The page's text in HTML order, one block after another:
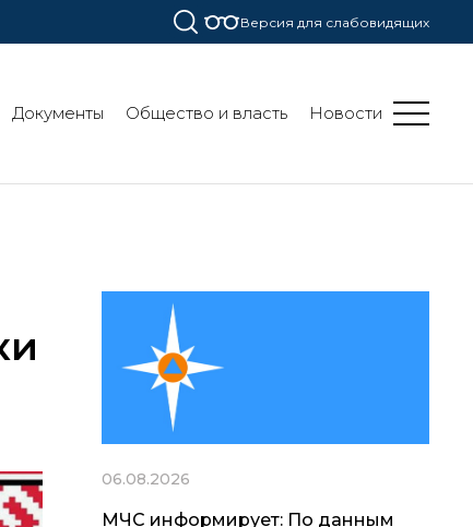
Версия для слабовидящих
Документы Общество и власть Новости
06.08.2026
МЧС информирует: По данным